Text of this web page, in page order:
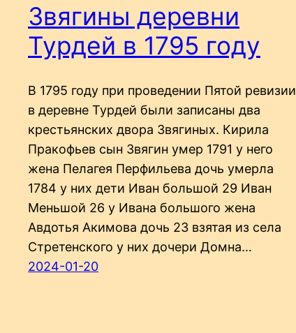
Звягины деревни
Турдей в 1795 году
В 1795 году при проведении Пятой ревизии
в деревне Турдей были записаны два
крестьянских двора Звягиных. Кирила
Пракофьев сын Звягин умер 1791 у него
жена Пелагея Перфильева дочь умерла
1784 у них дети Иван большой 29 Иван
Меньшой 26 у Ивана большого жена
Авдотья Акимова дочь 23 взятая из села
Стретенского у них дочери Домна…
2024-01-20